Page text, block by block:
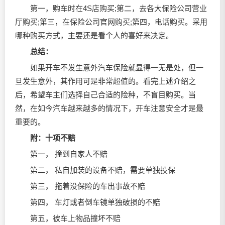
第一，购车时在4S店购买;第二，去各大保险公司营业
厅购买;第三，在保险公司官网购买;第四，电话购买。采用
哪种购买方式，主要还是看个人的喜好来决定。
总结：
如果开车不发生意外汽车保险就显得一无是处，但一
旦发生意外，其作用可是非常超值的。看完上述介绍之
后，希望车主们选择自己合适的险种，不盲目购买。当
然，在如今汽车越来越多的情况下，开车注意安全才是最
重要的。
附：十项不赔
第一， 撞到自家人不赔
第二， 私自加装的设备不赔，需要单独投保
第三， 拖着没保险的车出事故不赔
第四， 车灯或者倒车镜单独破损的不赔
第五，被车上物品撞坏不赔